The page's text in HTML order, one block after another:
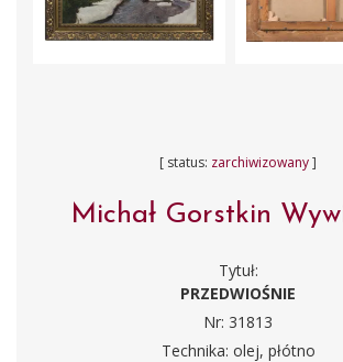
[ status: zarchiwizowany]
Michał Gorstkin
Tytuł:
PRZEDWIOŚNIE
Nr: 31813
Technika: olej, płótno